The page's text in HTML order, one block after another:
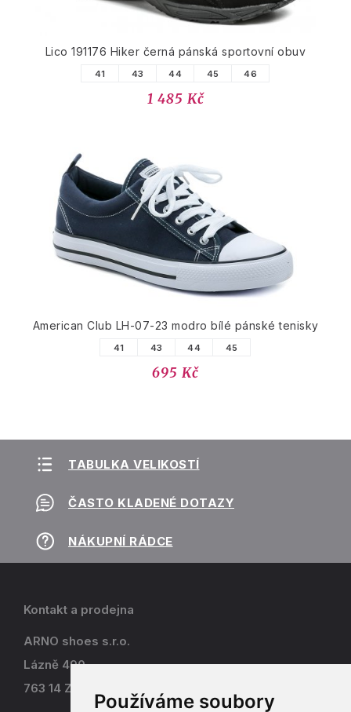
Používáme soubory
Lico 191176 Hiker černá pánská sportovní obuv
41 43 44 45 46
1 485 Kč
American Club LH-07-23 modro bílé pánské tenisky
41 43 44 45
695 Kč
TABULKA VELIKOSTÍ
ČASTO KLADENÉ DOTAZY
NÁKUPNÍ RÁDCE
Kontakt a prodejna
ARNO shoes s.r.o.
Lázně 490
763 14 Zlín - Kostelec